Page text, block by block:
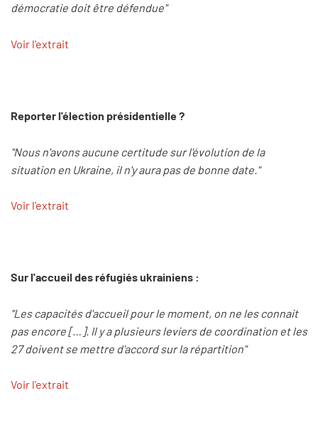
démocratie doit être défendue"
Voir l'extrait
Reporter l'élection présidentielle ?
"Nous n'avons aucune certitude sur l'évolution de la
situation en Ukraine, il n'y aura pas de bonne date."
Voir l'extrait
Sur l'accueil des réfugiés ukrainiens :
"Les capacités d'accueil pour le moment, on ne les connait
pas encore […]. Il y a plusieurs leviers de coordination et les
27 doivent se mettre d'accord sur la répartition"
Voir l'extrait